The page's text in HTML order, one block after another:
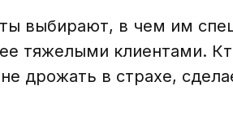
выбирают, в чем им
тяжелыми клиентами.
дрожать в страхе,